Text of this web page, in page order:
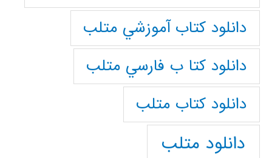
دانلود كتاب آموزشي متلب
دانلود كتا ب فارسي متلب
دانلود كتاب متلب
دانلود متلب